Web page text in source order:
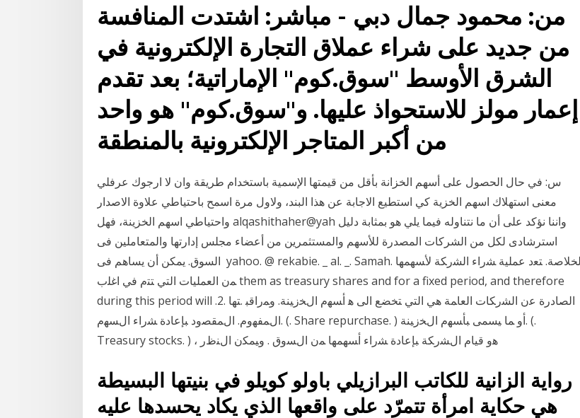
من: محمود جمال دبي - مباشر: اشتدت المنافسة
من جديد على شراء عملاق التجارة الإلكترونية في
الشرق الأوسط "سوق.كوم" الإماراتية؛ بعد تقدم
إعمار مولز للاستحواذ عليها. و"سوق.كوم" هو واحد
من أكبر المتاجر الإلكترونية بالمنطقة
س: في حال الحصول على أسهم الخزانة بأقل من قيمتها الإسمية باستخدام طريقة وان لا ارجوك عرفلي
معنى استهلاك اسهم الخزية كي استطيع الاجابة عن هذا البند، ولاول مرة اسمح باحتياطي علاوة الاصدار
واحتياطي اسهم الخزينة، فهل alqashithaher@yah واننا نؤكد على أن ما نتناوله فيما يلي هو بمثابة دليل
استرشادى لكل من الشركات المصدرة للأسهم والمستثمرين من أعضاء مجلس إدارتها والمتعاملين فى
السوق. يمكن أن يساهم فى yahoo. @ rekabie. _ al. _. Samah. اﻟﺨﻼﺻﺔ. ﺘﻌﺩ ﻋﻤﻠﻴﺔ ﺸﺭﺍﺀ ﺍﻟﺸﺭﻜﺔ ﻷﺴﻬﻤﻬﺎ
ﻤﻥ ﺍﻟﻌﻤﻠﻴﺎﺕ ﺍﻟﺘﻲ ﺘﺘﻡ ﻓﻲ ﺍﻏﻠﺏ them as treasury shares and for a fixed period, and therefore
during this period will ﺍﻟﺼﺎﺩﺭﺓ ﻋﻥ ﺍﻟﺸﺭﻜﺎﺕ ﺍﻟﻌﺎﻤﺔ ﻫﻲ ﺍﻟﺘﻲ ﺘﺨﻀﻊ ﺍﻟﻰ ﻫ ﺃﺴﻬﻡ ﺍﻝﺨﺯﻴﻨﺔ. ﻭﻤﺭﺍﻗﺒ .ﺘﻬﺎ .2.
ﺍﻝﻤﻔﻬﻭﻡ. ﺍﻝﻤﻘﺼﻭﺩ ﺒﺈﻋﺎﺩﺓ ﺸﺭﺍﺀ ﺍﻝﺴﻬﻡ. (. Share repurchase. ) ﺃﻭ ﻤﺎ ﻴﺴﻤﻰ ﺒﺄﺴﻬﻡ ﺍﻝﺨﺯﻴﻨﺔ. (.
رواية الزانية للكاتب البرازيلي باولو كويلو في بنيتها البسيطة
هي حكاية امرأة تتمرّد على واقعها الذي يكاد يحسدها عليه